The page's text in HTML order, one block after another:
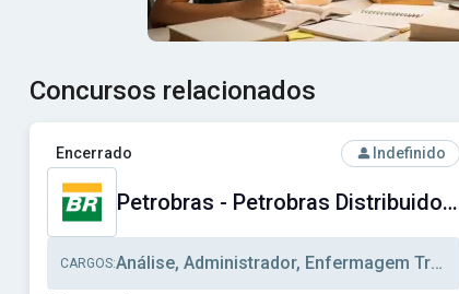
Concursos relacionados
Ver concurso: Petrobras - Petrobras Distribuidora S.A.
Encerrado Indefinido
Petrobras - Petrobras Distribuidora S.A.
CARGOS: Análise, Administrador, Enfermagem Trabalho